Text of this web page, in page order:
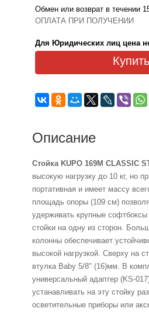
Обмен или возврат в течении
ОПЛАТА ПРИ ПОЛУЧЕНИИ
Для Юридических лиц цена
Купить
Описание
Стойка KUPO 169M CLASSIC
высокую нагрузку до 10 кг, но
портативная и имеет массу
площадь опоры (109 см)
удерживать крупные софтбоксы
стойки на одну из сторон.
колонны обеспечивает
высокой нагрузкой. Сверху на
втулка Baby 5/8" (16)мм. В
универсальный адаптер (KS-
устанавливать на эту стойку
осветительные приборы или